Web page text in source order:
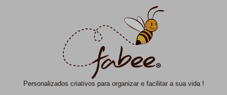
Personalizados criativos para organizar e facilitar a sua vida !